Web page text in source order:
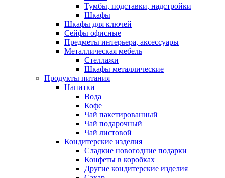
Тумбы, подставки, надстройки
Шкафы
Шкафы для ключей
Сейфы офисные
Предметы интерьера, аксессуары
Металлическая мебель
Стеллажи
Шкафы металлические
Продукты питания
Напитки
Вода
Кофе
Чай пакетированный
Чай подарочный
Чай листовой
Кондитерские изделия
Сладкие новогодние подарки
Конфеты в коробках
Другие кондитерские изделия